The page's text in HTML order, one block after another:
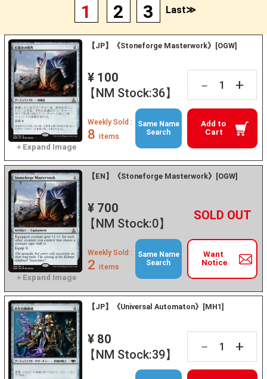
1 2 3 Last≫
【JP】《Stoneforge Masterwork》[OGW]
¥ 100
【NM Stock:36】
－ +
Add to
Cart
Weekly Sold :
8 items
Same Name
Search
【EN】《Stoneforge Masterwork》[OGW]
¥ 700
【NM Stock:0】
－ +
Want
Notice
Weekly Sold :
2 items
Same Name
Search
【JP】《Universal Automaton》[MH1]
¥ 80
【NM Stock:39】
－ +